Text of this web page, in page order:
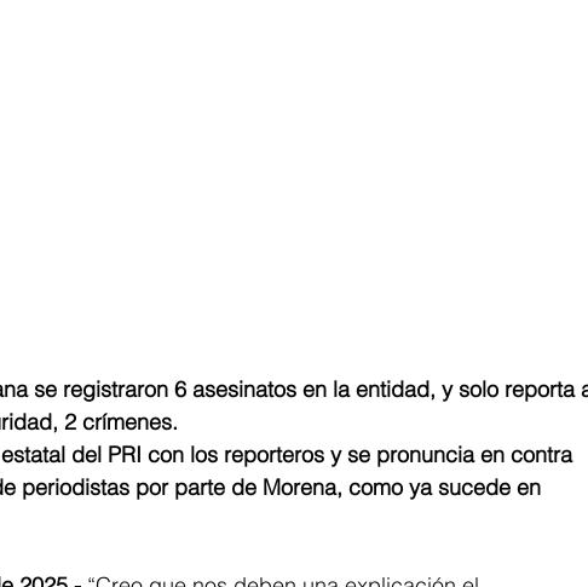
2 crímenes.
periodistas por parte de Morena, como ya sucede en